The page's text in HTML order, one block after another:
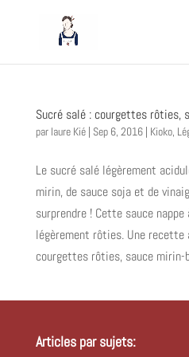
Sucré salé : courgettes rôties,
par laure Kié| Sep 6, 2016| Kioko,
Le sucré salé légèrement
mirin, de sauce soja et de
surprendre ! Cette sauce
légèrement rôties. Une recette
courgettes rôties, sauce mirin-
Articles par sujets: